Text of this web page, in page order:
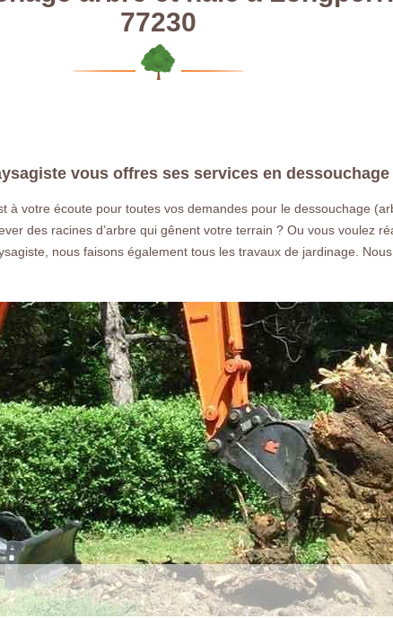
77230
vous offres ses services en dessouchage
à votre écoute pour toutes vos demandes pour le dessouchage
des racines d’arbre qui gênent votre terrain ? Ou vous voulez
nous faisons également tous les travaux de jardinage.